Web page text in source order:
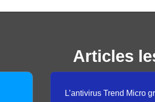
Articles
L’antivirus Trend Micro